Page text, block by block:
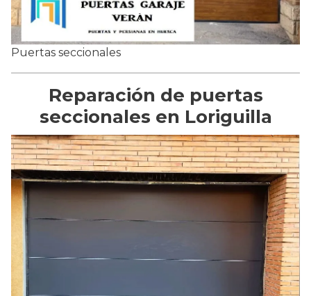
Puertas seccionales
Reparación de puertas
seccionales en Loriguilla